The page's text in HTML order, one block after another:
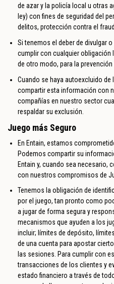
de azar y la policía local u otras
ley) con fines de seguridad del
delitos, protección contra el
Si tenemos el deber de divulgar
cumplir con cualquier obligación
de otro modo, para la
Cuando se haya autoexcluido
compartir esta información con
compañías en nuestro sector
respaldar su exclusión.
Juego más Seguro
En Entain, estamos
Podemos compartir su
Entain y, cuando sea necesario,
con nuestros compromisos de
Tenemos la obligación de
por el juego, tan pronto como
a jugar de forma segura y
mecanismos que ayuden a los
incluir; límites de depósito,
de una cuenta para apostar
las sesiones. Para cumplir con
transacciones de los clientes y
estado financiero a través de